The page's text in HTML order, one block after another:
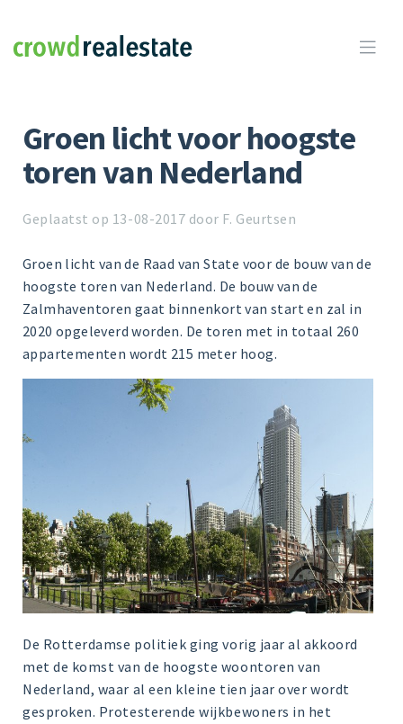
Crowdrealestate 
Groen licht voor hoogste
toren van Nederland
Geplaatst op 13-08-2017 door F. Geurtsen
Groen licht van de Raad van State voor de bouw van de
hoogste toren van Nederland. De bouw van de
Zalmhaventoren gaat binnenkort van start en zal in
2020 opgeleverd worden. De toren met in totaal 260
appartementen wordt 215 meter hoog.
De Rotterdamse politiek ging vorig jaar al akkoord
met de komst van de hoogste woontoren van
Nederland, waar al een kleine tien jaar over wordt
gesproken. Protesterende wijkbewoners in het